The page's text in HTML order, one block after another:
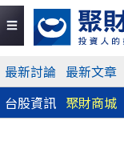
最新討論 最新文章
台股資訊 聚財商城